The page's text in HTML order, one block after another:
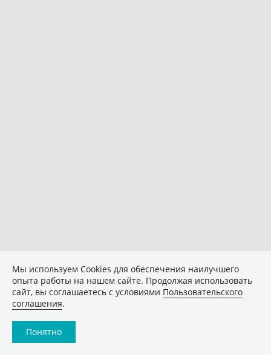
Мы используем Сookies для обеспечения наилучшего
опыта работы на нашем сайте. Продолжая использовать
сайт, вы соглашаетесь с условиями Пользовательского
соглашения.
Понятно